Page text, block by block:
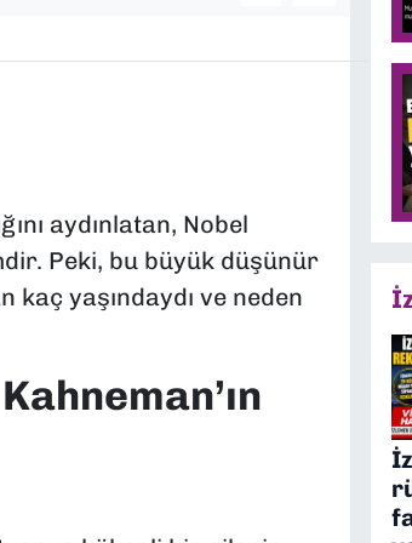
aydınlatan, Nobel
Peki, bu büyük düşünür
kaç yaşındaydı ve neden